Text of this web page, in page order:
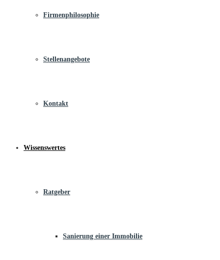
Firmenphilosophie
Stellenangebote
Kontakt
Wissenswertes
Ratgeber
Sanierung einer Immobilie